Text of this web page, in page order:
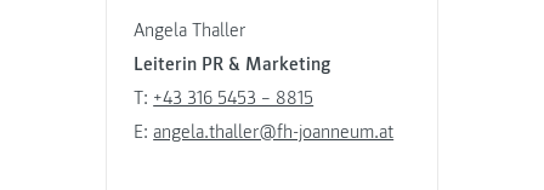
Angela Thaller
Leiterin PR & Marketing
T: +43 316 5453 – 8815
E:angela.thaller@fh-joanneum.at